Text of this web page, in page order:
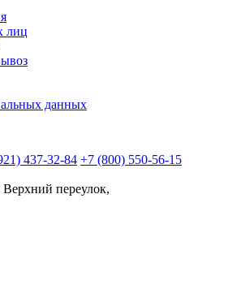
лиц
данных
437-32-84 +7 (800) 550-56-15
Верхний переулок,